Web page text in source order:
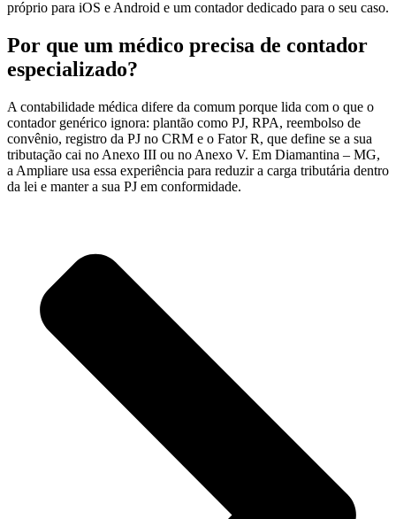
próprio para iOS e Android e um contador dedicado para o seu caso.
Por que um médico precisa de contador
especializado?
A contabilidade médica difere da comum porque lida com o que o
contador genérico ignora: plantão como PJ, RPA, reembolso de
convênio, registro da PJ no CRM e o Fator R, que define se a sua
tributação cai no Anexo III ou no Anexo V. Em Diamantina – MG,
a Ampliare usa essa experiência para reduzir a carga tributária dentro
da lei e manter a sua PJ em conformidade.